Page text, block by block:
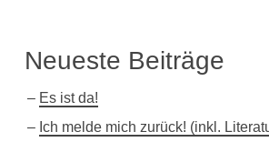
Neueste Beiträge
Es ist da!
Ich melde mich zurück! (inkl.